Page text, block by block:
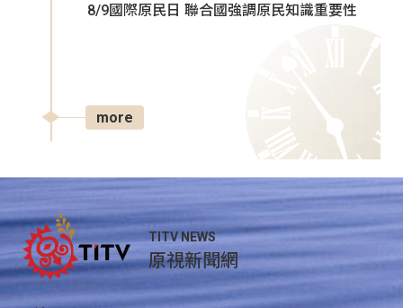
8/9國際原民日 聯合國強調原民知識重要性
more
TITV NEWS
原視新聞網